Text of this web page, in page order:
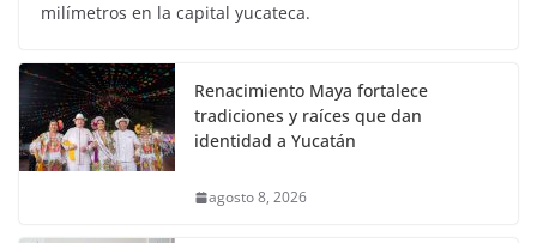
milímetros en la capital yucateca.
Renacimiento Maya fortalece
tradiciones y raíces que dan
identidad a Yucatán
agosto 8, 2026